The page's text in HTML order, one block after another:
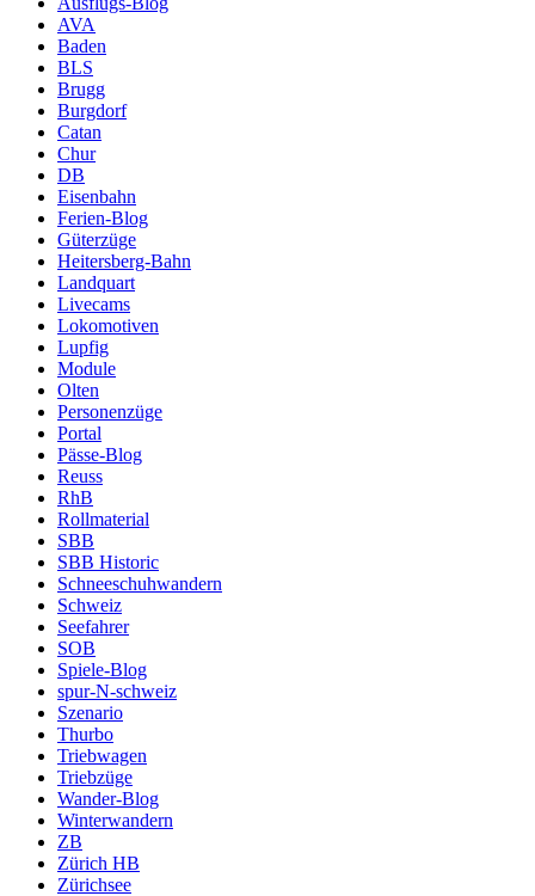
AVA
Baden
BLS
Brugg
Burgdorf
Catan
Chur
DB
Eisenbahn
Ferien-Blog
Güterzüge
Heitersberg-Bahn
Landquart
Livecams
Lokomotiven
Lupfig
Module
Olten
Personenzüge
Portal
Pässe-Blog
Reuss
RhB
Rollmaterial
SBB
SBB Historic
Schneeschuhwandern
Schweiz
Seefahrer
SOB
Spiele-Blog
spur-N-schweiz
Szenario
Thurbo
Triebwagen
Triebzüge
Wander-Blog
Winterwandern
ZB
Zürich HB
Zürichsee